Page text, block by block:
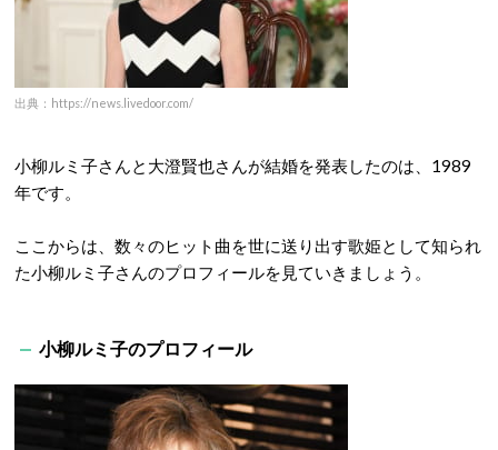
出典：https://news.livedoor.com/
小柳ルミ子さんと大澄賢也さんが結婚を発表したのは、1989
年です。
ここからは、数々のヒット曲を世に送り出す歌姫として知られ
た小柳ルミ子さんのプロフィールを見ていきましょう。
小柳ルミ子のプロフィール